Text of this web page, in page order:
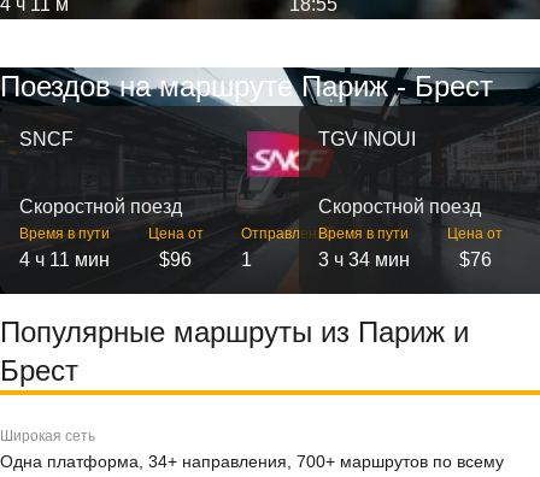
4 ч 11 м 18:55
Поездов на маршруте Париж - Брест
SNCF
Скоростной поезд
Время в пути
4 ч 11 мин
Цена от
$96
Отправлений
1
TGV INOUI
Скоростной поезд
Время в пути
3 ч 34 мин
Цена от
$76
Популярные маршруты из Париж и
Брест
Широкая сеть
Одна платформа, 34+ направления, 700+ маршрутов по всему